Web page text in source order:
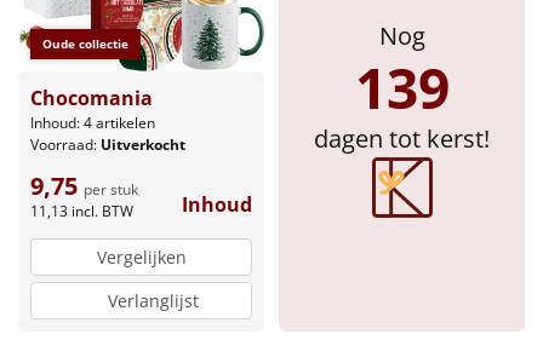
Sinterklaaspakketten
Particulier
Kerstgeschenken 2026
Relatiegeschenken
Cadeaubon
Oude collectie
Chocomania
Inhoud: 4 artikelen
Voorraad: Uitverkocht
9,75 per stuk
11,13 incl. BTW Inhoud
Vergelijken
Verlanglijst
Nog
139
dagen tot kerst!